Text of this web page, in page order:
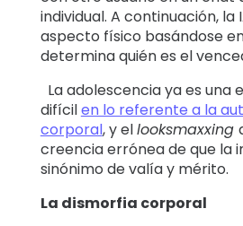
individual. A continuación, la
aspecto físico basándose
determina quién es el
La adolescencia ya es
difícilen lo referente a la
corporal, y ellooksmaxxing
creencia errónea de que la
sinónimo de valía y mérito.
La dismorfia corporal